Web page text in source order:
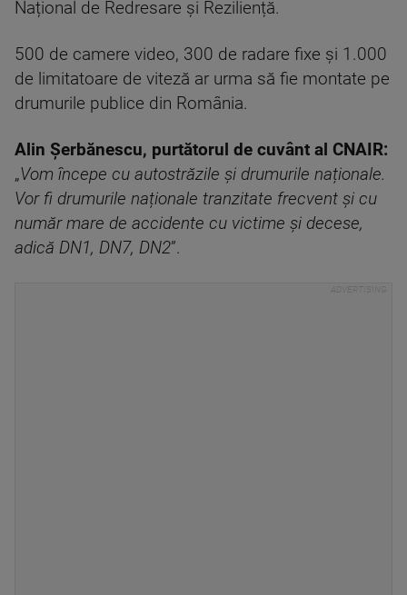
Național de Redresare și Reziliență.
500 de camere video, 300 de radare fixe și 1.000
de limitatoare de viteză ar urma să fie montate pe
drumurile publice din România.
Alin Șerbănescu, purtătorul de cuvânt al CNAIR:
„Vom începe cu autostrăzile și drumurile naționale.
Vor fi drumurile naționale tranzitate frecvent și cu
număr mare de accidente cu victime și decese,
adică DN1, DN7, DN2”.